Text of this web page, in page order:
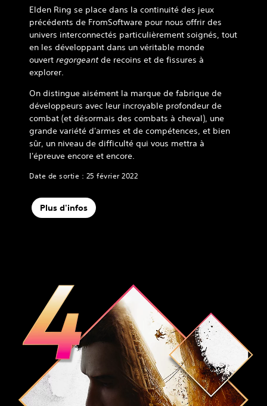
Elden Ring se place dans la continuité des jeux
précédents de FromSoftware pour nous offrir des
univers interconnectés particulièrement soignés, tout
en les développant dans un véritable monde
ouvert regorgeantde recoins et de fissures à
explorer.
On distingue aisément la marque de fabrique de
développeurs avec leur incroyable profondeur de
combat (et désormais des combats à cheval), une
grande variété d'armes et de compétences, et bien
sûr, un niveau de difficulté qui vous mettra à
l'épreuve encore et encore.
Date de sortie : 25 février 2022
Plus d'infos